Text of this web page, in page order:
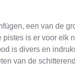
een van de
is er voor elk
is divers en
van de